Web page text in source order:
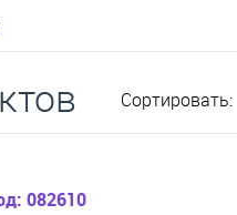
Сортировать:
082610